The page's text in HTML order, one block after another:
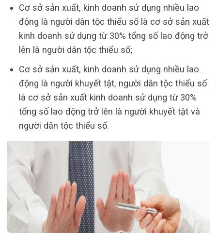
Cơ sở sản xuất, kinh doanh sử dụng nhiều lao
động là người dân tộc thiểu số là cơ sở sản xuất
kinh doanh sử dụng từ 30% tổng số lao động trở
lên là người dân tộc thiểu số;
Cơ sở sản xuất, kinh doanh sử dụng nhiều lao
động là người khuyết tật, người dân tộc thiểu số
là cơ sở sản xuất kinh doanh sử dụng từ 30%
tổng số lao động trở lên là người khuyết tật và
người dân tộc thiểu số.